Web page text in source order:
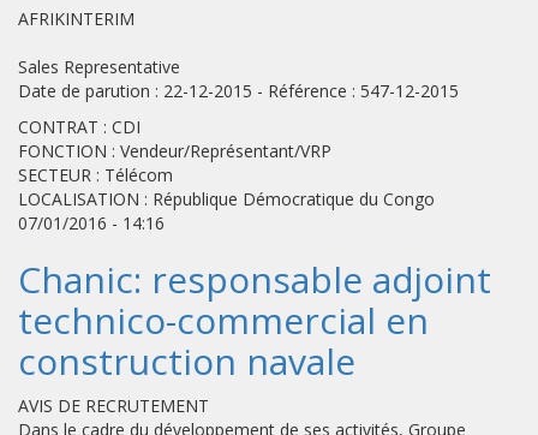
AFRIKINTERIM
Sales Representative
Date de parution : 22-12-2015 - Référence : 547-12-2015
CONTRAT : CDI
FONCTION : Vendeur/Représentant/VRP
SECTEUR : Télécom
LOCALISATION : République Démocratique du Congo
07/01/2016 - 14:16
Chanic: responsable adjoint
technico-commercial en
construction navale
AVIS DE RECRUTEMENT
Dans le cadre du développement de ses activités, Groupe